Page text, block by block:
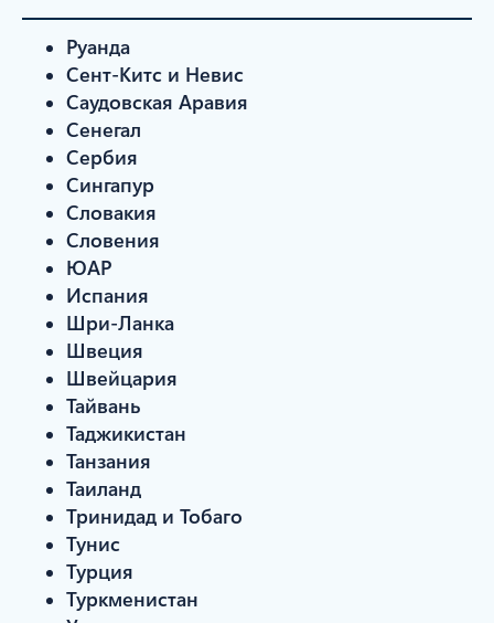
Руанда
Сент-Китс и Невис
Саудовская Аравия
Сенегал
Сербия
Сингапур
Словакия
Словения
ЮАР
Испания
Шри-Ланка
Швеция
Швейцария
Тайвань
Таджикистан
Танзания
Таиланд
Тринидад и Тобаго
Тунис
Турция
Туркменистан